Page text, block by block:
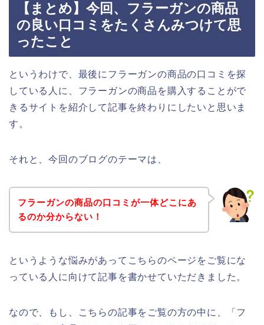
【まとめ】今回、フラーガンの商品
の良い口コミをたくさんみつけて思
ったこと
というわけで、最後にフラーガンの商品の口コミを探
している人に、フラーガンの商品を購入することがで
きるサイトを紹介して記事を終わりにしたいと思いま
す。
それと、今回のブログのテーマは、
フラーガンの商品の口コミが一体どこにあ
るのか分からない！
というような悩みがあってこちらのページをご覧にな
っている人に向けて記事を書かせていただきました。
なので、もし、こちらの記事をご覧の方の中に、「フ